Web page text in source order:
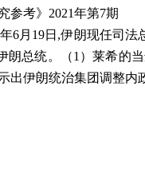
参考》 2021年第7期
6月19日,伊朗现任司法
朗总统。（1）莱希的
出伊朗统治集团调整内